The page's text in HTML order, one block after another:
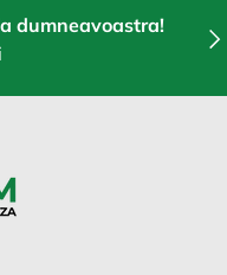
dumneavoastra!